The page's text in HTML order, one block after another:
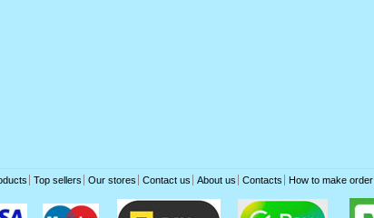
Top sellers Our stores Contact us About us Contacts How to make order